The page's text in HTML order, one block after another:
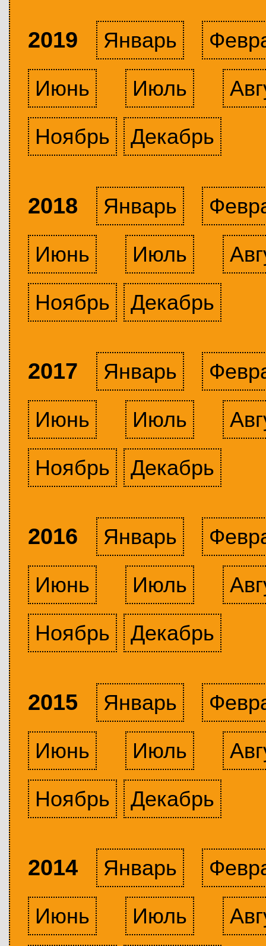
2019 Январь
Июнь
Июль
Ноябрь
Декабрь
2018 Январь
Июнь
Июль
Ноябрь
Декабрь
2017 Январь
Июнь
Июль
Ноябрь
Декабрь
2016 Январь
Июнь
Июль
Ноябрь
Декабрь
2015 Январь
Июнь
Июль
Ноябрь
Декабрь
2014 Январь
Июнь
Июль